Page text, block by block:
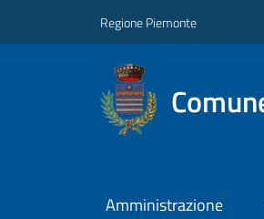
Regione Piemonte
Amministrazione